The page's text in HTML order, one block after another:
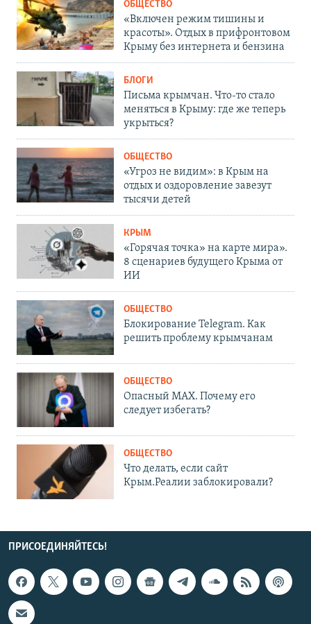
ОБЩЕСТВО
«Включен режим тишины и
красоты». Отдых в прифронтовом
Крыму без интернета и бензина
БЛОГИ
Письма крымчан. Что-то стало
меняться в Крыму: где же теперь
укрыться?
ОБЩЕСТВО
«Угроз не видим»: в Крым на
отдых и оздоровление завезут
тысячи детей
КРЫМ
«Горячая точка» на карте мира».
8 сценариев будущего Крыма от
ИИ
ОБЩЕСТВО
Блокирование Telegram. Как
решить проблему крымчанам
ОБЩЕСТВО
Опасный MAX. Почему его
следует избегать?
ОБЩЕСТВО
Что делать, если сайт
Крым.Реалии заблокировали?
ПРИСОЕДИНЯЙТЕСЬ!